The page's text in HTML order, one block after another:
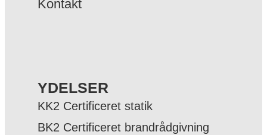
Kontakt
YDELSER
KK2 Certificeret statik
BK2 Certificeret brandrådgivning